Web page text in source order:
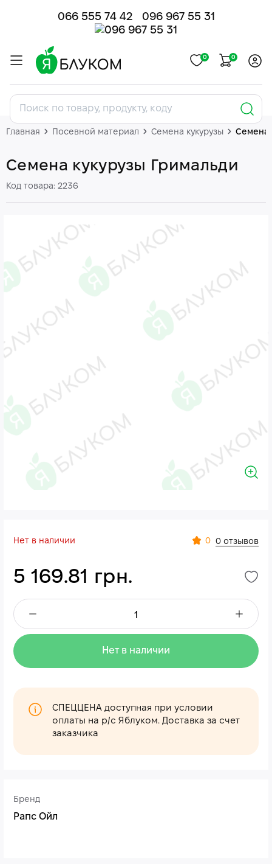
066 555 74 42 096 967 55 31
0 0
Главная Посевной материал Семена кукурузы Семена
Семена кукурузы Гримальди
Код товара: 2236
Бренд
Рапс Ойл
Нет в наличии 0 0 отзывов
5 169.81 грн.
Нет в наличии
СПЕЦЦЕНА доступная при условии
оплаты на р/с Яблуком. Доставка за счет
заказчика